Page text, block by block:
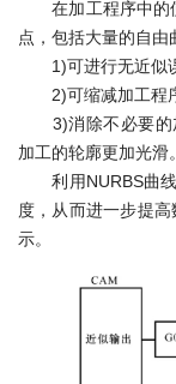
在加工程序中的使
点，包括大量的自由
1)可进行无近似误
2)可缩减加工程序
3)消除不必要的加
加工的轮廓更加光滑。
利用NURBS曲线
度，从而进一步提
示。